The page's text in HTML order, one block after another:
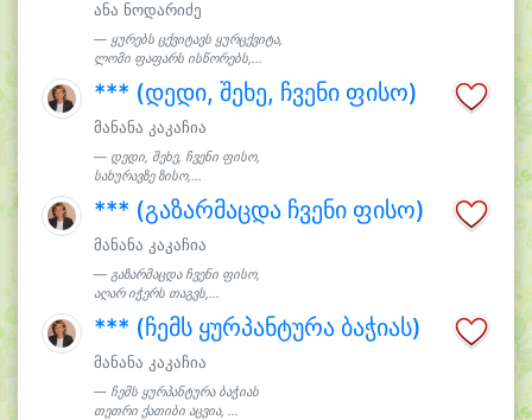
ანა ნოდარიძე
ყურებს ცქვიტავს ყურცქვიტა,
ლომი ფაფარს ისწორებს,...
*** (დედი, შეხე, ჩვენი ფისო)
მანანა კაკაჩია
დედი, შეხე, ჩვენი ფისო,
სახურავზე ზისო,...
*** (გაზარმაცდა ჩვენი ფისო)
მანანა კაკაჩია
გაზარმაცდა ჩვენი ფისო,
აღარ იჭერს თაგვს,...
*** (ჩემს ყურპანტურა ბაჭიას)
მანანა კაკაჩია
ჩემს ყურპანტურა ბაჭიას
თეთრი ქათიბი აცვია, ...